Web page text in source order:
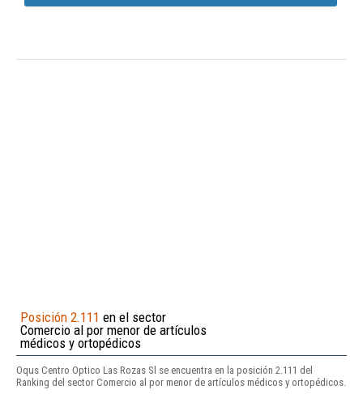
Posición 2.111 en el sector
Comercio al por menor de artículos
médicos y ortopédicos
Oqus Centro Optico Las Rozas Sl se encuentra en la posición 2.111 del
Ranking del sector Comercio al por menor de artículos médicos y ortopédicos.